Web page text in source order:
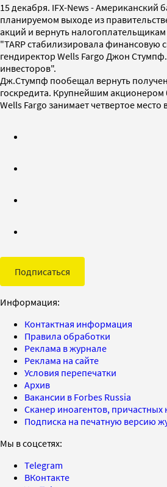
15 декабря. IFX-News -
планируемом выходе из
акций и вернуть
"TARP стабилизировала
гендиректор Wells Fargo Джон
инвесторов".
Дж.Стумпф пообещал вернуть
госкредита. Крупнейшим акционером
Wells Fargo занимает четвертое
Подписаться
Информация:
Контактная информация
Правила обработки
Реклама в журнале
Реклама на сайте
Условия перепечатки
Архив
Вакансии в Forbes Russia
Сканер иноагентов,
Подписка на печатную версию
Мы в соцсетях:
Telegram
ВКонтакте